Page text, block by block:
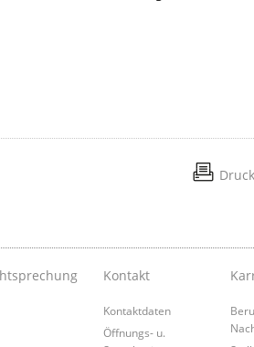
Kontakt
Kontaktdaten
Öffnungs- u.